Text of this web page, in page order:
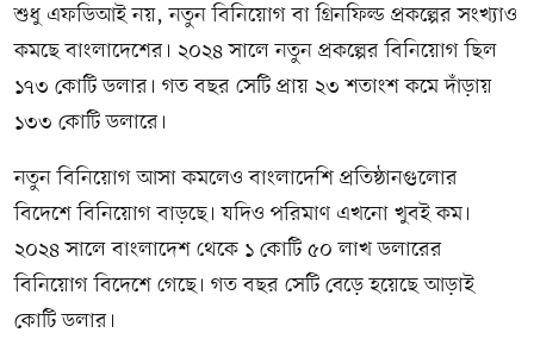
শুধু এফডিআই নয়, নতুন বিনিয়োগ বা গ্রিনফিল্ড প্রকল্পের সংখ্যাও
কমছে বাংলাদেশের। ২০২৪ সালে নতুন প্রকল্পের বিনিয়োগ ছিল
১৭৩ কোটি ডলার। গত বছর সেটি প্রায় ২৩ শতাংশ কমে দাঁড়ায়
১৩৩ কোটি ডলারে।
নতুন বিনিয়োগ আসা কমলেও বাংলাদেশি প্রতিষ্ঠানগুলোর
বিদেশে বিনিয়োগ বাড়ছে। যদিও পরিমাণ এখনো খুবই কম।
২০২৪ সালে বাংলাদেশ থেকে ১ কোটি ৫০ লাখ ডলারের
বিনিয়োগ বিদেশে গেছে। গত বছর সেটি বেড়ে হয়েছে আড়াই
কোটি ডলার।